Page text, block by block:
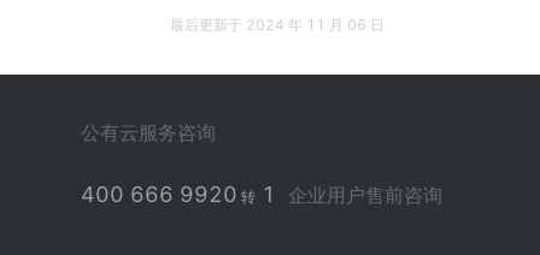
最后更新于 2024 年 11 月 06 日
公有云服务咨询
400 666 9920 转1 企业用户售前咨询